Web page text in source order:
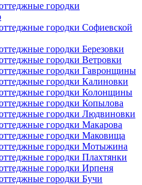
городки
городки Софиевской
городки Березовки
городки Ветровки
городки Гавронщины
городки Калиновки
городки Колонщины
городки Копылова
городки Людвиновки
городки Макарова
городки Маковища
городки Мотыжина
городки Плахтянки
городки Ирпеня
городки Бучи